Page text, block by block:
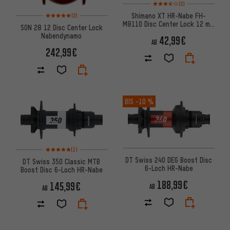
Bewertungen: 5 von 5 basierend auf 2 Bewertungen
(2)
SON 28 12 Disc Center Lock
Nabendynamo
242,99€
(2)
Shimano XT HR-Nabe FH-
M8110 Disc Center Lock 12 mm
AB 42,99€
Bewertungen: 5 von 5 basierend auf 1 Bewertungen
(1)
DT Swiss 350 Classic MTB
Boost Disc 6-Loch HR-Nabe
AB 145,99€
BIS -10 %
DT Swiss 240 DEG Boost Disc
6-Loch HR-Nabe
AB 188,99€